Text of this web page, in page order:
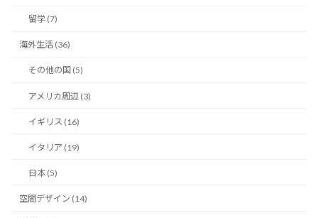
留学 (7)
海外生活 (36)
その他の国 (5)
アメリカ周辺 (3)
イギリス (16)
イタリア (19)
日本 (5)
空間デザイン (14)